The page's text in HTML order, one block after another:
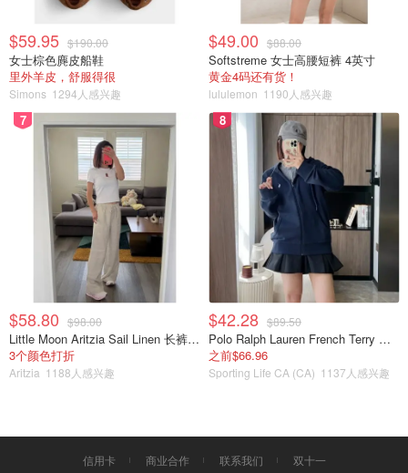
$59.95 $190.00
女士棕色麂皮船鞋
里外羊皮，舒服得很
Simons 1294人感兴趣
$49.00 $88.00
Softstreme 女士高腰短裤 4英寸
黄金4码还有货！
lululemon 1190人感兴趣
7
$58.80 $98.00
Little Moon Aritzia Sail Linen 长裤 麻织
3个颜色打折
Aritzia 1188人感兴趣
8
$42.28 $89.50
Polo Ralph Lauren French Terry 女童连帽卫衣 7-16码
之前$66.96
Sporting Life CA (CA) 1137人感兴趣
信用卡 商业合作 联系我们 双十一